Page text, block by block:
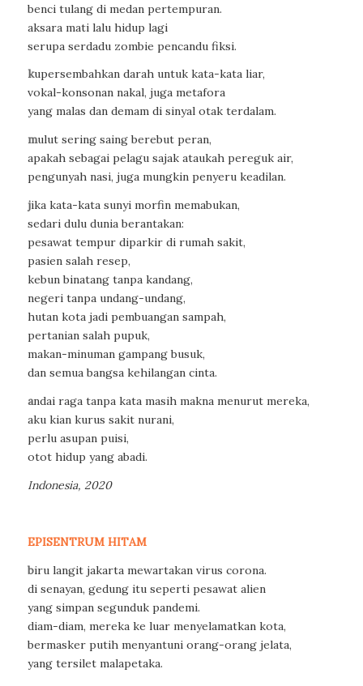
benci tulang di medan pertempuran.
aksara mati lalu hidup lagi
serupa serdadu zombie pencandu fiksi.
kupersembahkan darah untuk kata-kata liar,
vokal-konsonan nakal, juga metafora
yang malas dan demam di sinyal otak terdalam.
mulut sering saing berebut peran,
apakah sebagai pelagu sajak ataukah pereguk air,
pengunyah nasi, juga mungkin penyeru keadilan.
jika kata-kata sunyi morfin memabukan,
sedari dulu dunia berantakan:
pesawat tempur diparkir di rumah sakit,
pasien salah resep,
kebun binatang tanpa kandang,
negeri tanpa undang-undang,
hutan kota jadi pembuangan sampah,
pertanian salah pupuk,
makan-minuman gampang busuk,
dan semua bangsa kehilangan cinta.
andai raga tanpa kata masih makna menurut mereka,
aku kian kurus sakit nurani,
perlu asupan puisi,
otot hidup yang abadi.
Indonesia, 2020
EPISENTRUM HITAM
biru langit jakarta mewartakan virus corona.
di senayan, gedung itu seperti pesawat alien
yang simpan segunduk pandemi.
diam-diam, mereka ke luar menyelamatkan kota,
bermasker putih menyantuni orang-orang jelata,
yang tersilet malapetaka.